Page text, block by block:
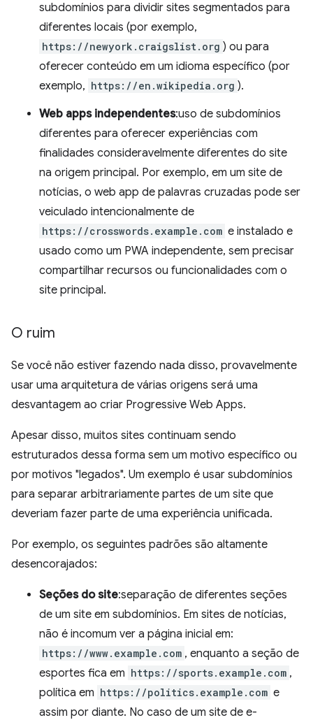
subdomínios para dividir sites segmentados para
diferentes locais (por exemplo,
https://newyork.craigslist.org ) ou para
oferecer conteúdo em um idioma específico (por
exemplo, https://en.wikipedia.org ).
Web apps independentes:uso de subdomínios
diferentes para oferecer experiências com
finalidades consideravelmente diferentes do site
na origem principal. Por exemplo, em um site de
notícias, o web app de palavras cruzadas pode ser
veiculado intencionalmente de
https://crosswords.example.com e instalado e
usado como um PWA independente, sem precisar
compartilhar recursos ou funcionalidades com o
site principal.
O ruim
Se você não estiver fazendo nada disso, provavelmente
usar uma arquitetura de várias origens será uma
desvantagem ao criar Progressive Web Apps.
Apesar disso, muitos sites continuam sendo
estruturados dessa forma sem um motivo específico ou
por motivos "legados". Um exemplo é usar subdomínios
para separar arbitrariamente partes de um site que
deveriam fazer parte de uma experiência unificada.
Por exemplo, os seguintes padrões são altamente
desencorajados:
Seções do site:separação de diferentes seções
de um site em subdomínios. Em sites de notícias,
não é incomum ver a página inicial em:
https://www.example.com , enquanto a seção de
esportes fica em https://sports.example.com ,
política em https://politics.example.com e
assim por diante. No caso de um site de e-